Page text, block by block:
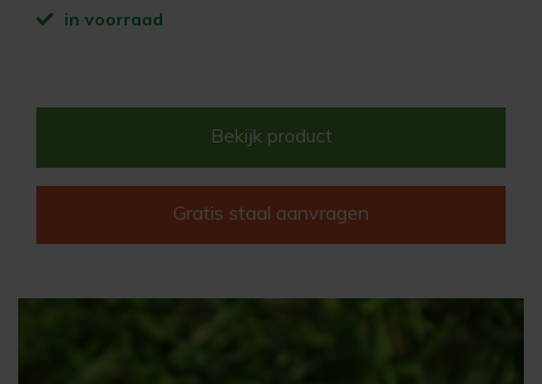
in voorraad
Bekijk product
Gratis staal aanvragen